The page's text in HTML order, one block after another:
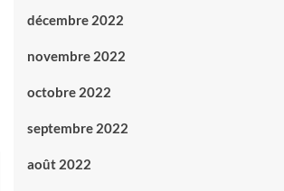
décembre 2022
novembre 2022
octobre 2022
septembre 2022
août 2022